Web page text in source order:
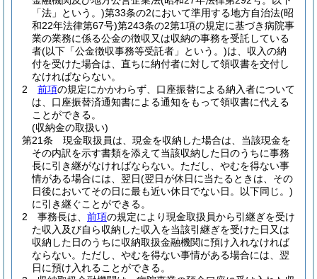
「法」という。)第33条の2において準用する地方自治法(昭
和22年法律第67号)第243条の2第1項の規定に基づき病院事
業の業務に係る公金の徴収又は収納の事務を受託している
者(以下「公金徴収事務等受託者」という。)は、収入の納
付を受けた場合は、直ちに納付者に対して領収書を交付し
なければならない。
2
前項の規定にかかわらず、口座振替による納入者について
は、口座振替済通知書による通知をもって領収書に代える
ことができる。
(収納金の取扱い)
第21条
現金取扱員は、現金を収納した場合は、当該現金を
その内訳を示す書類を添えて当該収納した日のうちに事務
長に引き継がなければならない。 ただし、やむを得ない事
情がある場合には、翌日(翌日が休日に当たるときは、その
日後においてその日に最も近い休日でない日。以下同じ。)
に引き継ぐことができる。
2
事務長は、 前項の規定により現金取扱員から引継ぎを受け
た収入及び自ら収納した収入を当該引継ぎを受けた日又は
収納した日のうちに収納取扱金融機関に預け入れなければ
ならない。 ただし、やむを得ない事情がある場合には、翌
日に預け入れることができる。